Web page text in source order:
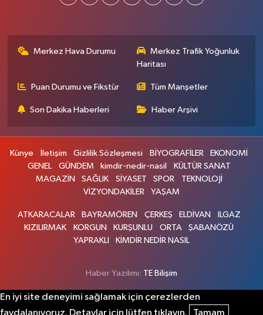
Merkez Hava Durumu
Merkez Trafik Yoğunluk
Haritası
Puan Durumu ve Fikstür Tüm Manşetler
Son Dakika Haberleri Haber Arşivi
Künye İletişim Gizlilik Sözleşmesi BİYOGRAFİLER
EKONOMİ
GENEL
GÜNDEM kimdir-nedir-nasil
KÜLTÜR SANAT
MAGAZİN
SAĞLIK SİYASET SPOR
TEKNOLOJİ
VİZYONDAKİLER
YAŞAM
ATKARACALAR BAYRAMÖREN ÇERKEŞ ELDİVAN
ILGAZ
KIZILIRMAK
KORGUN KURŞUNLU ORTA
ŞABANÖZÜ
YAPRAKLI
KİMDİR NEDİR NASIL
Haber Yazılımı: TE Bilişim
En iyi site deneyimi sağlamak için çerezlerden
faydalanıyoruz. Detaylar için lütfen tıklayın.
Tamam